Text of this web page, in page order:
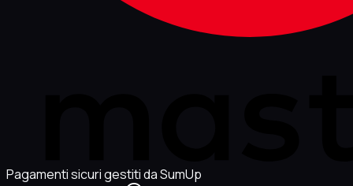
Pagamenti sicuri gestiti da SumUp